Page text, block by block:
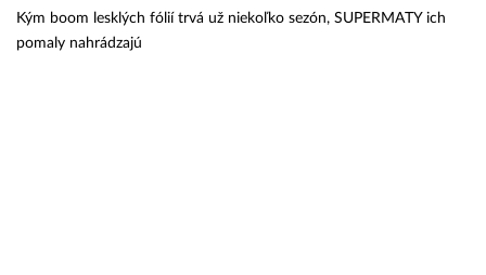
Kým boom lesklých fólií trvá už niekoľko sezón, SUPERMATY ich
pomaly nahrádzajú